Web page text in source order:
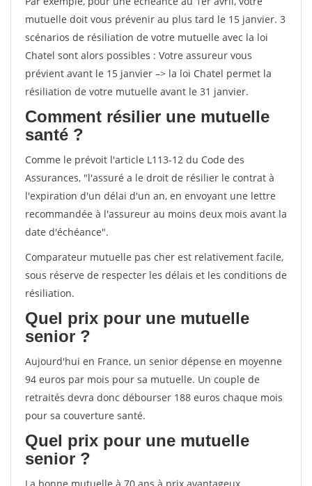
mutuelle doit vous prévenir au plus tard le 15 janvier. 3
scénarios de résiliation de votre mutuelle avec la loi
Chatel sont alors possibles : Votre assureur vous
prévient avant le 15 janvier –> la loi Chatel permet la
résiliation de votre mutuelle avant le 31 janvier.
Comment résilier une mutuelle
santé ?
Comme le prévoit l'article L113-12 du Code des
Assurances, "l'assuré a le droit de résilier le contrat à
l'expiration d'un délai d'un an, en envoyant une lettre
recommandée à l'assureur au moins deux mois avant la
date d'échéance".
Comparateur mutuelle pas cher est relativement facile,
sous réserve de respecter les délais et les conditions de
résiliation.
Quel prix pour une mutuelle
senior ?
Aujourd'hui en France, un senior dépense en moyenne
94 euros par mois pour sa mutuelle. Un couple de
retraités devra donc débourser 188 euros chaque mois
pour sa couverture santé.
Quel prix pour une mutuelle
senior ?